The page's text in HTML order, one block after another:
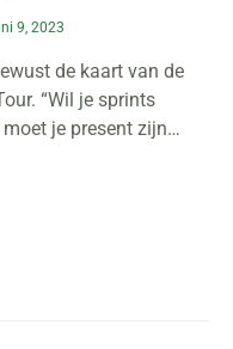
9, 2023
de kaart van de
“Wil je sprints
je present zijn…